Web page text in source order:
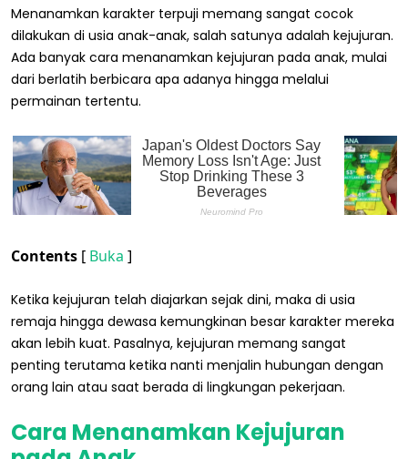
Menanamkan karakter terpuji memang sangat cocok
dilakukan di usia anak-anak, salah satunya adalah kejujuran.
Ada banyak cara menanamkan kejujuran pada anak, mulai
dari berlatih berbicara apa adanya hingga melalui
permainan tertentu.
Contents [ Buka ]
Ketika kejujuran telah diajarkan sejak dini, maka di usia
remaja hingga dewasa kemungkinan besar karakter mereka
akan lebih kuat. Pasalnya, kejujuran memang sangat
penting terutama ketika nanti menjalin hubungan dengan
orang lain atau saat berada di lingkungan pekerjaan.
Cara Menanamkan Kejujuran